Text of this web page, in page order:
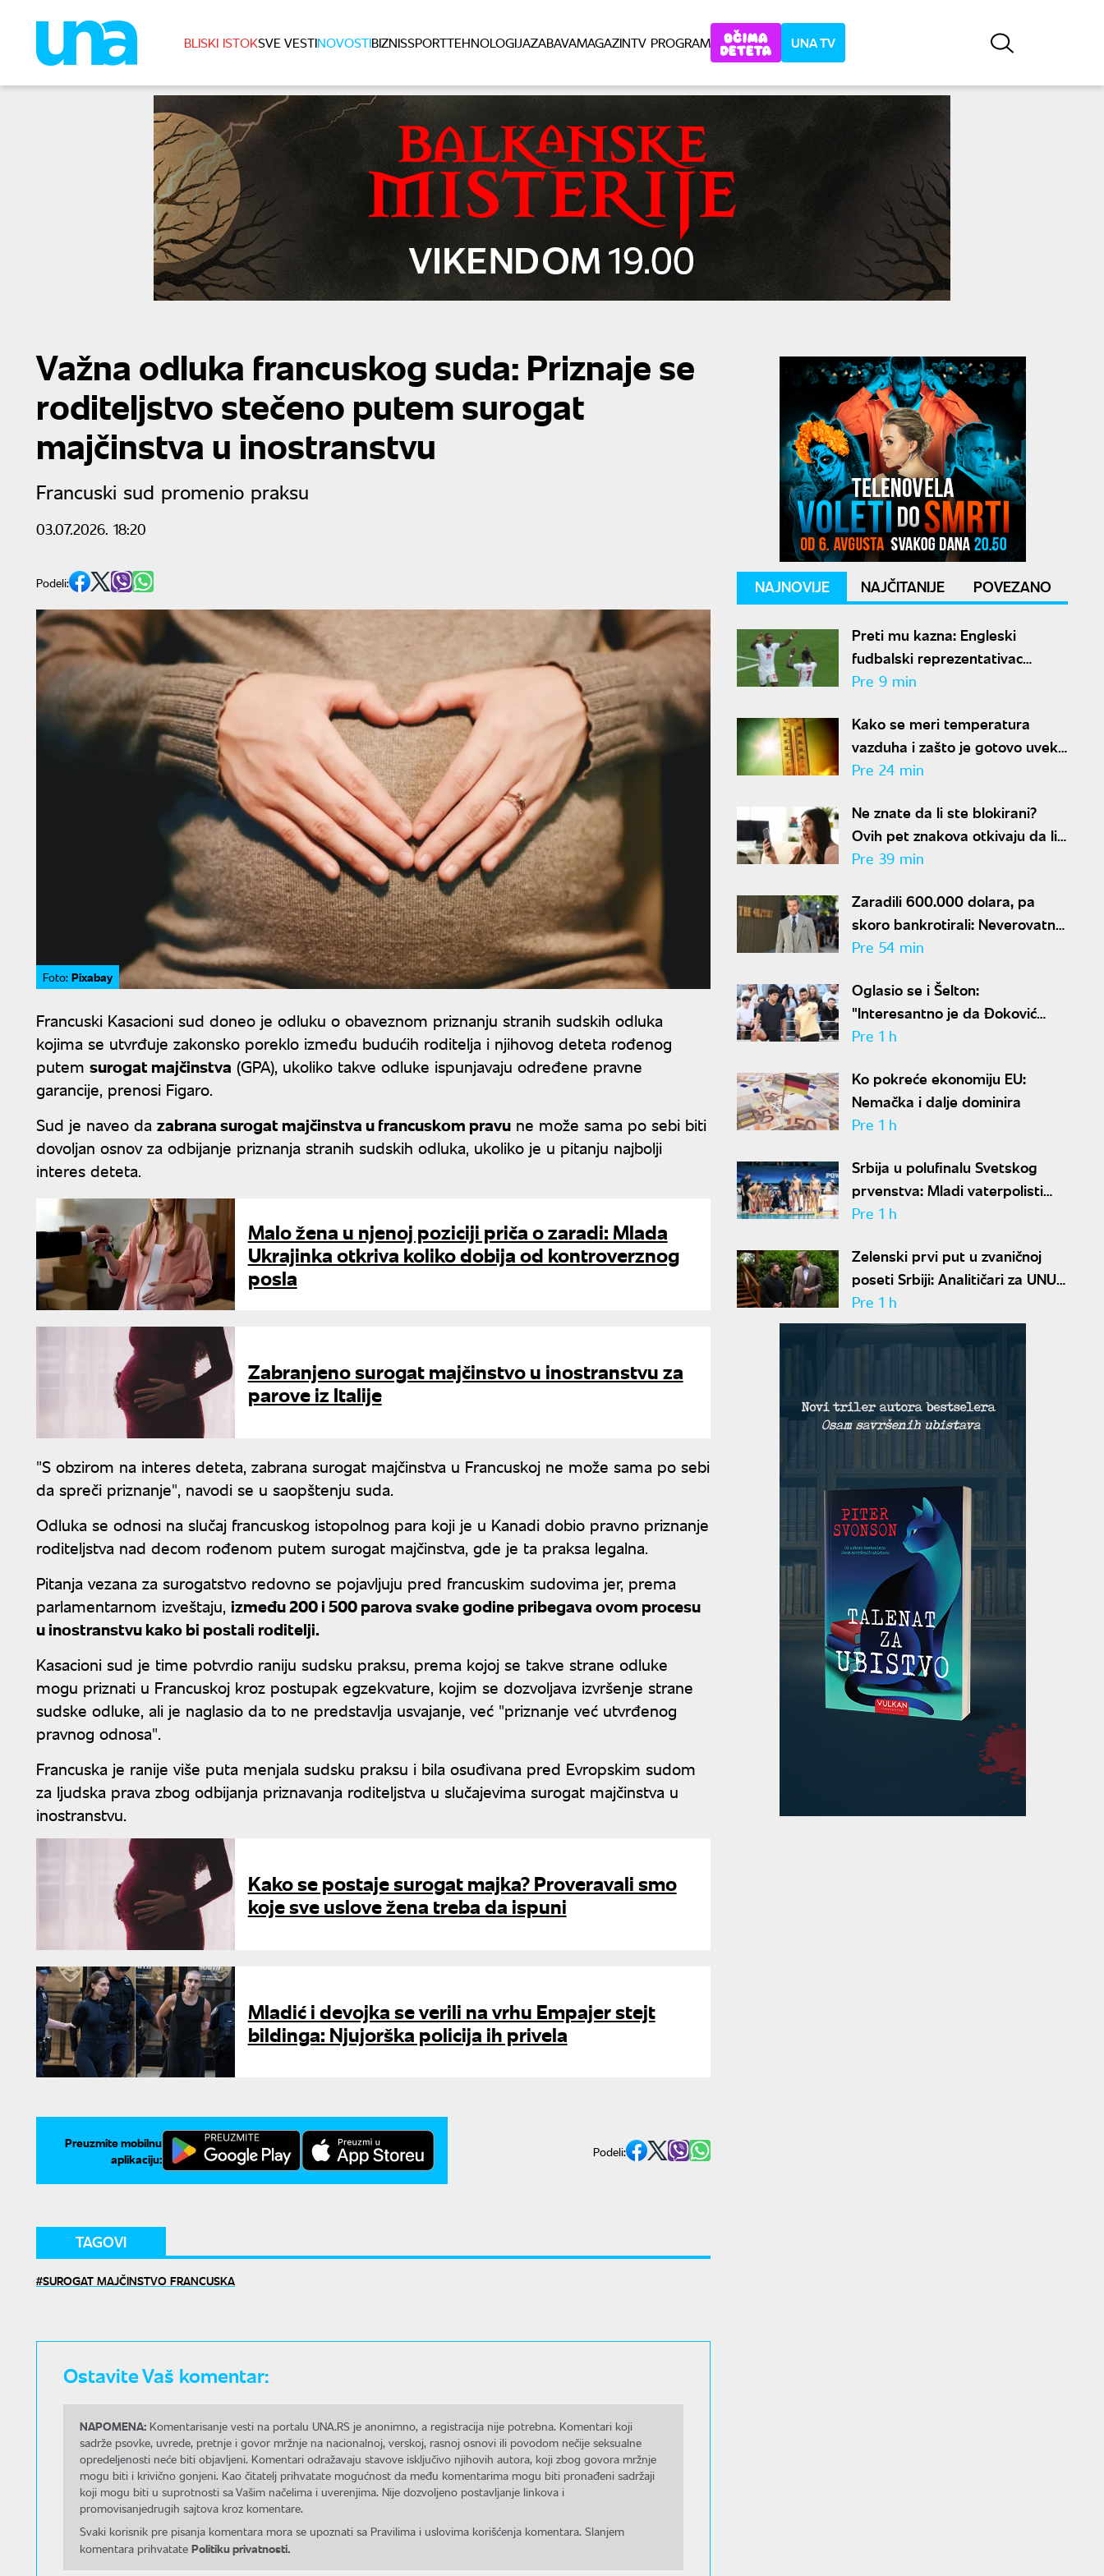
BLISKI ISTOKSVE VESTINOVOSTIBIZNISSPORTTEHNOLOGIJAZABAVAMAGAZINTV PROGRAM UNA TV
Važna odluka francuskog suda: Priznaje se
roditeljstvo stečeno putem surogat
majčinstva u inostranstvu
Francuski sud promenio praksu
03.07.2026. 18:20
Podeli:
Foto: Pixabay
Francuski Kasacioni sud doneo je odluku o obaveznom priznanju stranih sudskih odluka
kojima se utvrđuje zakonsko poreklo između budućih roditelja i njihovog deteta rođenog
putem surogat majčinstva (GPA), ukoliko takve odluke ispunjavaju određene pravne
garancije, prenosi Figaro.
Sud je naveo da zabrana surogat majčinstva u francuskom pravu ne može sama po sebi biti
dovoljan osnov za odbijanje priznanja stranih sudskih odluka, ukoliko je u pitanju najbolji
interes deteta.
Malo žena u njenoj poziciji priča o zaradi: Mlada
Ukrajinka otkriva koliko dobija od kontroverznog
posla
Zabranjeno surogat majčinstvo u inostranstvu za
parove iz Italije
"S obzirom na interes deteta, zabrana surogat majčinstva u Francuskoj ne može sama po sebi
da spreči priznanje", navodi se u saopštenju suda.
Odluka se odnosi na slučaj francuskog istopolnog para koji je u Kanadi dobio pravno priznanje
roditeljstva nad decom rođenom putem surogat majčinstva, gde je ta praksa legalna.
Pitanja vezana za surogatstvo redovno se pojavljuju pred francuskim sudovima jer, prema
parlamentarnom izveštaju, između 200 i 500 parova svake godine pribegava ovom procesu
u inostranstvu kako bi postali roditelji.
Kasacioni sud je time potvrdio raniju sudsku praksu, prema kojoj se takve strane odluke
mogu priznati u Francuskoj kroz postupak egzekvature, kojim se dozvoljava izvršenje strane
sudske odluke, ali je naglasio da to ne predstavlja usvajanje, već "priznanje već utvrđenog
pravnog odnosa".
Francuska je ranije više puta menjala sudsku praksu i bila osuđivana pred Evropskim sudom
za ljudska prava zbog odbijanja priznavanja roditeljstva u slučajevima surogat majčinstva u
inostranstvu.
Kako se postaje surogat majka? Proveravali smo
koje sve uslove žena treba da ispuni
Mladić i devojka se verili na vrhu Empajer stejt
bildinga: Njujorška policija ih privela
Preuzmite mobilnu
aplikaciju:
Podeli:
TAGOVI
SUROGAT MAJČINSTVO FRANCUSKA
Ostavite Vaš komentar:
NAPOMENA: Komentarisanje vesti na portalu UNA.RS je anonimno, a registracija nije potrebna. Komentari koji
sadrže psovke, uvrede, pretnje i govor mržnje na nacionalnoj, verskoj, rasnoj osnovi ili povodom nečije seksualne
opredeljenosti neće biti objavljeni. Komentari odražavaju stavove isključivo njihovih autora, koji zbog govora mržnje
mogu biti i krivično gonjeni. Kao čitatelj prihvatate mogućnost da među komentarima mogu biti pronađeni sadržaji
koji mogu biti u suprotnosti sa Vašim načelima i uverenjima. Nije dozvoljeno postavljanje linkova i
promovisanjedrugih sajtova kroz komentare.
Svaki korisnik pre pisanja komentara mora se upoznati sa Pravilima i uslovima korišćenja komentara. Slanjem
komentara prihvatate Politiku privatnosti.
NAJNOVIJE NAJČITANIJE POVEZANO
Preti mu kazna: Engleski
fudbalski reprezentativac
optužen za napad u noćnom
Pre 9 min
Kako se meri temperatura
vazduha i zašto je gotovo uvek
niža od one koju pokazuju naši
Pre 24 min
Ne znate da li ste blokirani?
Ovih pet znakova otkivaju da li
se nalazite na nečijoj "crnoj listi"
Pre 39 min
Zaradili 600.000 dolara, pa
skoro bankrotirali: Neverovatna
ispovest Meta Dejmona o paklu
Pre 54 min
Oglasio se i Šelton:
"Interesantno je da Đoković
predlaže skraćenje mečeva..."
Pre 1 h
Ko pokreće ekonomiju EU:
Nemačka i dalje dominira
Pre 1 h
Srbija u polufinalu Svetskog
prvenstva: Mladi vaterpolisti
srušili Brazil, sada ih čeka
Pre 1 h
Zelenski prvi put u zvaničnoj
poseti Srbiji: Analitičari za UNU
objašnjavaju šta donosi susret u
Beogradu i kako će reagovati
Moskva
Pre 1 h